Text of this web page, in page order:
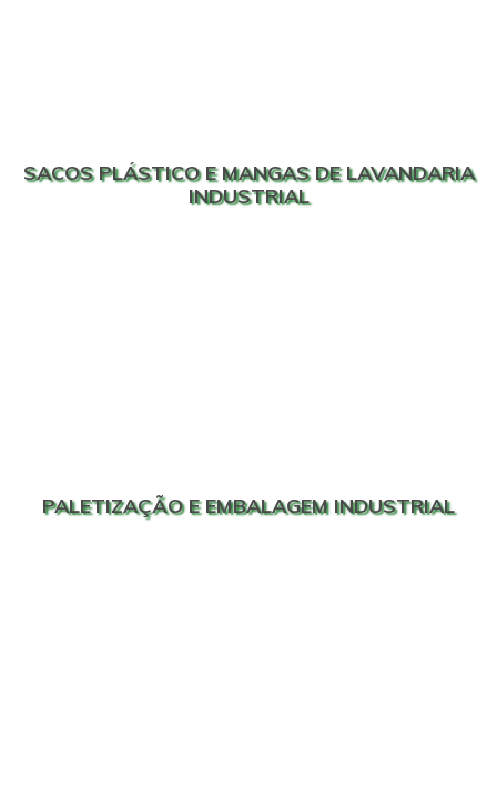
SACOS PLÁSTICO E MANGAS DE LAVANDARIA
INDUSTRIAL
PALETIZAÇÃO E EMBALAGEM INDUSTRIAL